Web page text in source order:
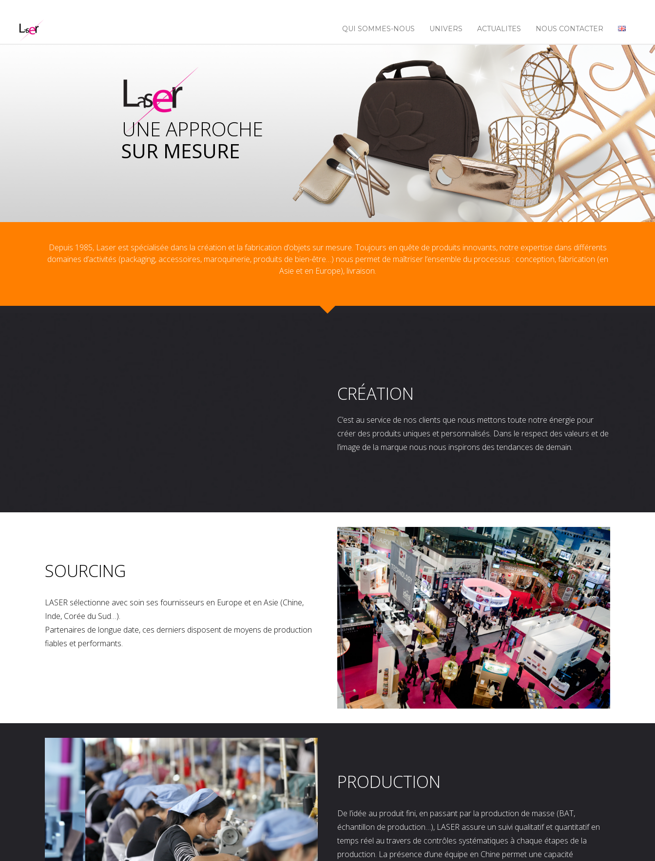
QUI SOMMES-NOUS UNIVERS ACTUALITES NOUS CONTACTER
SUR MESURE
UNE APPROCHE
Depuis 1985, Laser est spécialisée dans la création et la fabrication d’objets sur mesure. Toujours en quête de produits innovants, notre expertise dans différents
domaines d’activités (packaging, accessoires, maroquinerie, produits de bien-être…) nous permet de maîtriser l’ensemble du processus : conception, fabrication (en
Asie et en Europe), livraison.
CRÉATION
C’est au service de nos clients que nous mettons toute notre énergie pour
créer des produits uniques et personnalisés. Dans le respect des valeurs et de
l’image de la marque nous nous inspirons des tendances de demain.
SOURCING
LASER sélectionne avec soin ses fournisseurs en Europe et en Asie (Chine,
Inde, Corée du Sud…).
Partenaires de longue date, ces derniers disposent de moyens de production
fiables et performants.
PRODUCTION
De l’idée au produit fini, en passant par la production de masse (BAT,
échantillon de production…), LASER assure un suivi qualitatif et quantitatif en
temps réel au travers de contrôles systématiques à chaque étapes de la
production. La présence d’une équipe en Chine permet une capacité